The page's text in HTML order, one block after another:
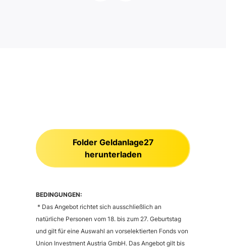
Folder Geldanlage27
herunterladen
BEDINGUNGEN:
* Das Angebot richtet sich ausschließlich an
natürliche Personen vom 18. bis zum 27. Geburtstag
und gilt für eine Auswahl an vorselektierten Fonds von
Union Investment Austria GmbH. Das Angebot gilt bis